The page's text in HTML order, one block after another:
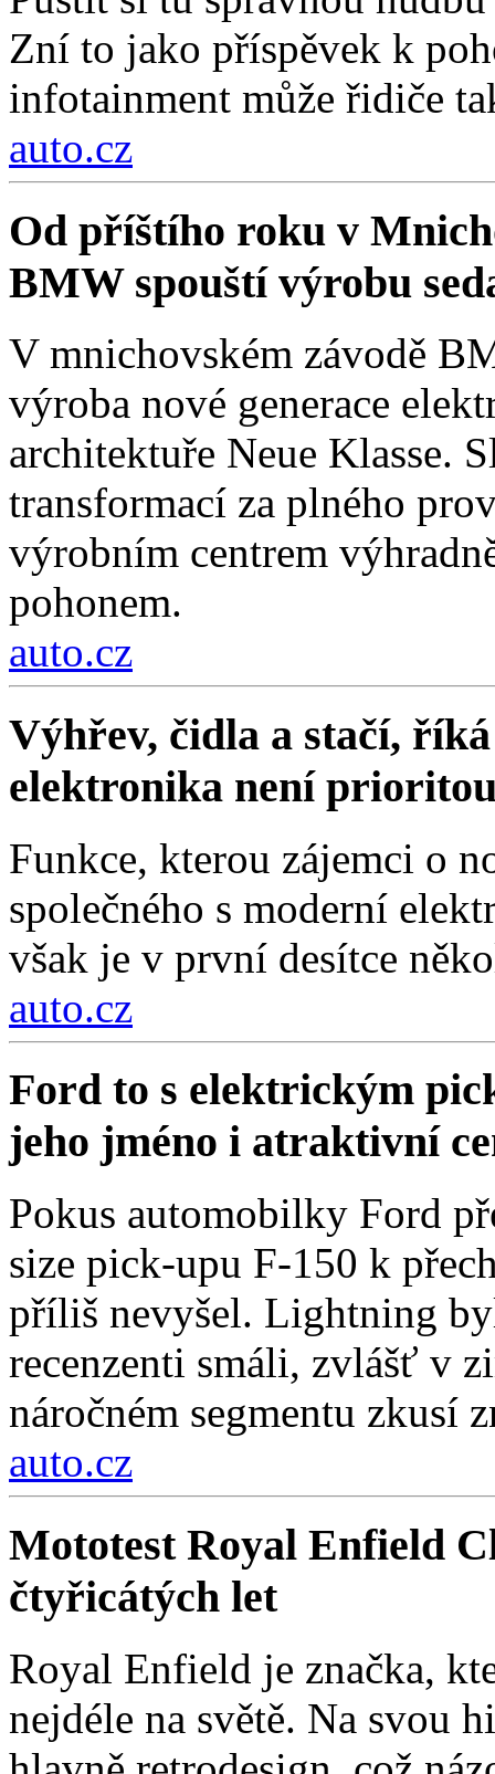
Zní to jako příspěvek k
infotainment může řidiče
auto.cz
Od příštího roku v
BMW spouští výrobu
V mnichovském závodě
výroba nové generace
architektuře Neue Klasse.
transformací za plného
výrobním centrem
pohonem.
auto.cz
Výhřev, čidla a stačí,
elektronika není
Funkce, kterou zájemci o
společného s moderní
však je v první desítce
auto.cz
Ford to s elektrickým
jeho jméno i atraktivní
Pokus automobilky Ford
size pick-upu F-150 k
příliš nevyšel. Lightning
recenzenti smáli, zvlášť v
náročném segmentu zkusí
auto.cz
Mototest Royal Enfield
čtyřicátých let
Royal Enfield je značka,
nejdéle na světě. Na svou